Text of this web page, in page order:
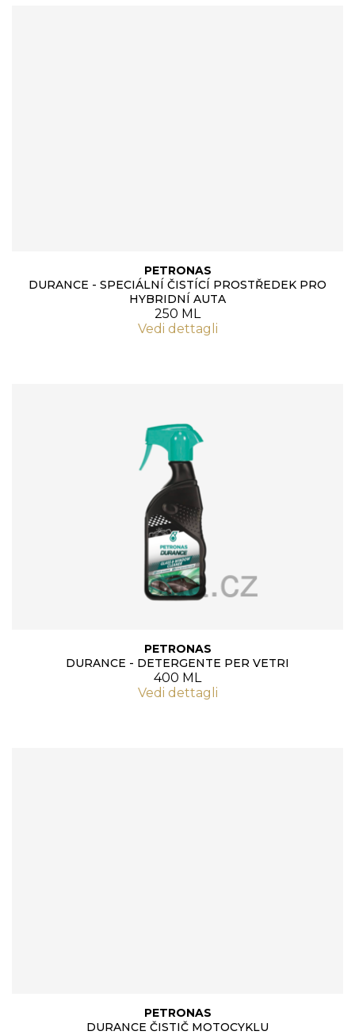
PETRONAS
DURANCE - SPECIÁLNÍ ČISTÍCÍ PROSTŘEDEK PRO
HYBRIDNÍ AUTA
250 ML
Vedi dettagli
PETRONAS
DURANCE - DETERGENTE PER VETRI
400 ML
Vedi dettagli
PETRONAS
DURANCE ČISTIČ MOTOCYKLU